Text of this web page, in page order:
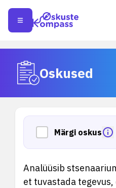
Oskused
Märgi oskus
Analüüsib
et tuvastada